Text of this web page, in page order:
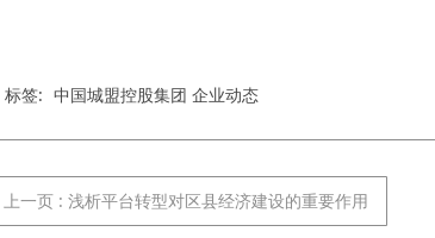
标签: 中国城盟控股集团 企业动态
上一页 : 浅析平台转型对区县经济建设的重要作用